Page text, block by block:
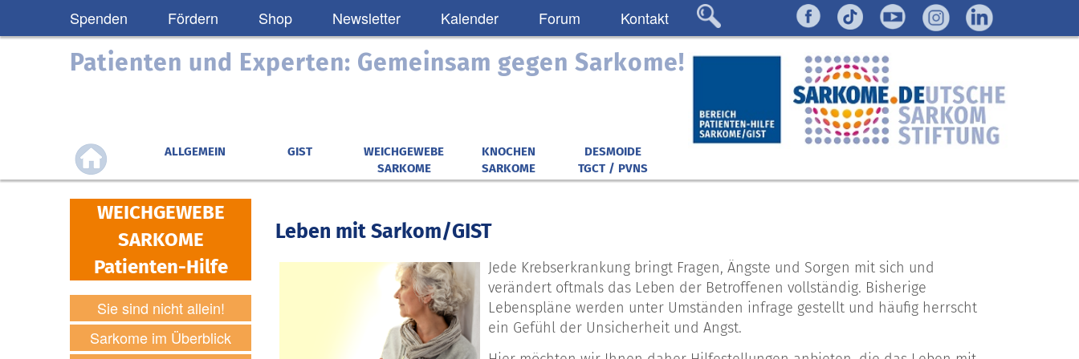
Spenden Fördern Shop Newsletter Kalender Forum Kontakt
Patienten und Experten: Gemeinsam gegen Sarkome!
ALLGEMEIN GIST
WEICHGEWEBE
SARKOME
KNOCHEN
SARKOME
DESMOIDE
TGCT / PVNS
WEICHGEWEBE
SARKOME
Patienten-Hilfe
Sie sind nicht allein!
Sarkome im Überblick
Leben mit Sarkom/GIST
Jede Krebserkrankung bringt Fragen, Ängste und Sorgen mit sich und
verändert oftmals das Leben der Betroffenen vollständig. Bisherige
Lebenspläne werden unter Umständen infrage gestellt und häufig herrscht
ein Gefühl der Unsicherheit und Angst.